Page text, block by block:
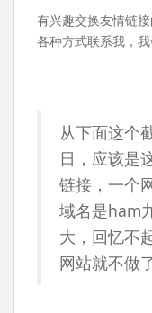
有兴趣交换友情链
各种方式联系我，
从下面这个
日，应该是
链接，一个
域名是ham
大，回忆不
网站就不做